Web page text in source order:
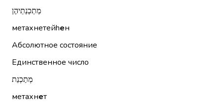
מְתַכְנְתֵיהֶן
метахнетейhен
Абсолютное состояние
Единственное число
מְתַכְנֵת
метахнет